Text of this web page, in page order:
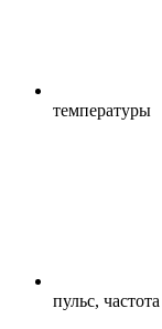
температуры
пульс,